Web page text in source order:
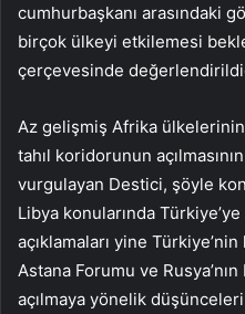
cumhurbaşkanı arasındaki
birçok ülkeyi etkilemesi
çerçevesinde
Az gelişmiş Afrika ülkelerinin
tahıl koridorunun
vurgulayan Destici, şöyle
Libya konularında
açıklamaları yine Türkiye’nin
Astana Forumu ve
açılmaya yönelik